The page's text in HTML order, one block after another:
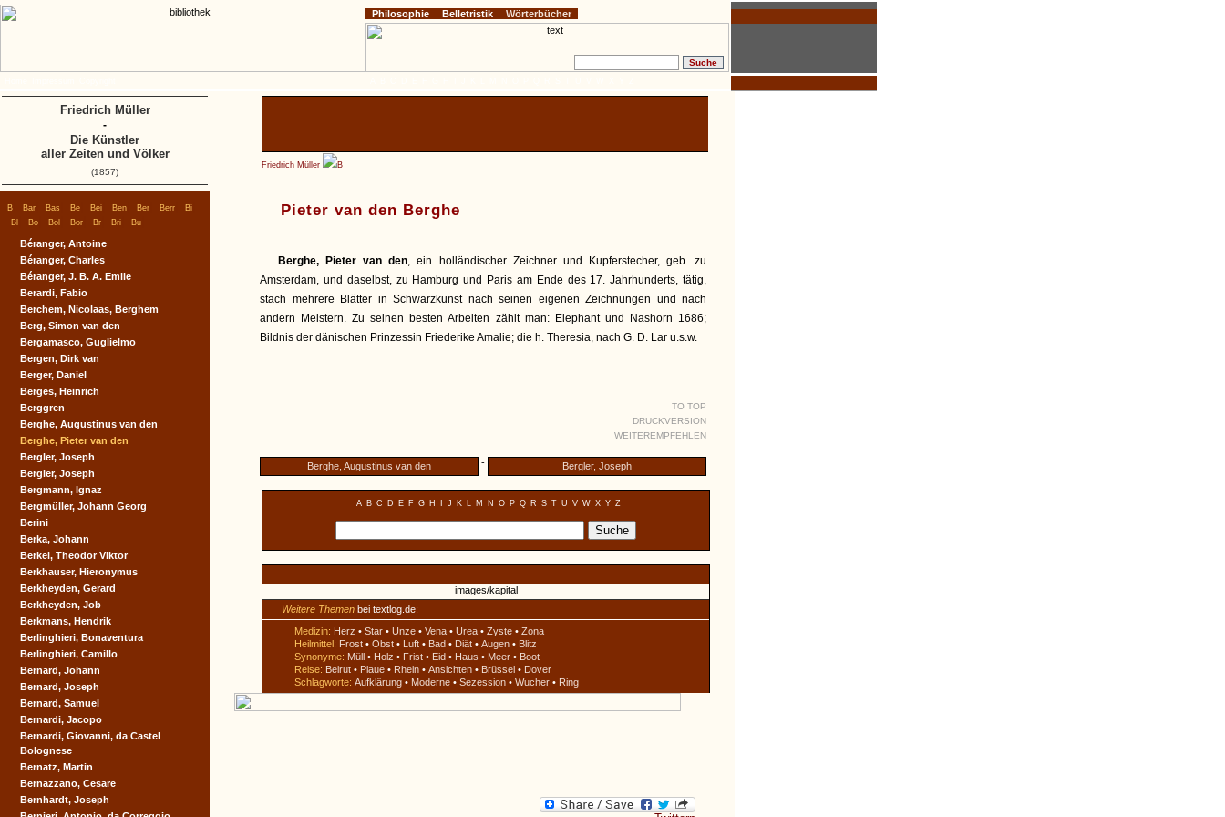
Friedrich Müller B
Pieter van den Berghe
Berghe, Pieter van den, ein holländischer Zeichner und Kupferstecher, geb. zu
Amsterdam, und daselbst, zu Hamburg und Paris am Ende des 17. Jahrhunderts, tätig,
stach mehrere Blätter in Schwarzkunst nach seinen eigenen Zeichnungen und nach
andern Meistern. Zu seinen besten Arbeiten zählt man: Elephant und Nashorn 1686;
Bildnis der dänischen Prinzessin Friederike Amalie; die h. Theresia, nach G. D. Lar u.s.w.
TO TOP
DRUCKVERSION
WEITEREMPFEHLEN
Berghe, Augustinus van den - Bergler, Joseph
A B C D E F G H J K L M N O P Q R S T U V W X Y Z
Weitere Themen bei textlog.de:
Medizin: Herz • Star • Unze • Vena • Urea • Zyste • Zona
Heilmittel: Frost • Obst • Luft • Bad • Diät • Augen • Blitz
Synonyme: Müll • Holz • Frist • Eid • Haus • Meer • Boot
Reise: Beirut • Plaue • Rhein • Ansichten • Brüssel • Dover
Schlagworte: Aufklärung • Moderne • Sezession • Wucher • Ring
B Bar Bas Be Bei Ben Ber Berr Bi
Bl Bo Bol Bor Br Bri Bu
Béranger, Antoine
Béranger, Charles
Béranger, J. B. A. Emile
Berardi, Fabio
Berchem, Nicolaas, Berghem
Berg, Simon van den
Bergamasco, Guglielmo
Bergen, Dirk van
Berger, Daniel
Berges, Heinrich
Berggren
Berghe, Augustinus van den
Berghe, Pieter van den
Bergler, Joseph
Bergler, Joseph
Bergmann, Ignaz
Bergmüller, Johann Georg
Berini
Berka, Johann
Berkel, Theodor Viktor
Berkhauser, Hieronymus
Berkheyden, Gerard
Berkheyden, Job
Berkmans, Hendrik
Berlinghieri, Bonaventura
Berlinghieri, Camillo
Bernard, Johann
Bernard, Joseph
Bernard, Samuel
Bernardi, Jacopo
Bernardi, Giovanni, da Castel
Bolognese
Bernatz, Martin
Bernazzano, Cesare
Bernhardt, Joseph
Philosophie Belletristik Wörterbücher
Friedrich Müller
-
Die Künstler
aller Zeiten und Völker
(1857)